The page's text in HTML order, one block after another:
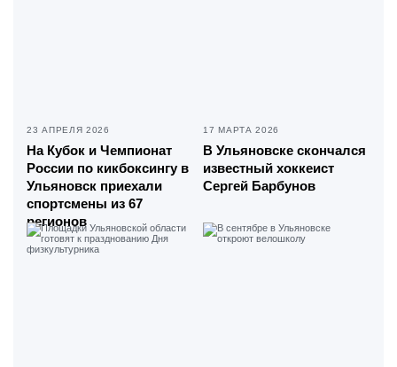
23 АПРЕЛЯ 2026
На Кубок и Чемпионат
России по кикбоксингу в
Ульяновск приехали
спортсмены из 67
регионов
17 МАРТА 2026
В Ульяновске скончался
известный хоккеист
Сергей Барбунов